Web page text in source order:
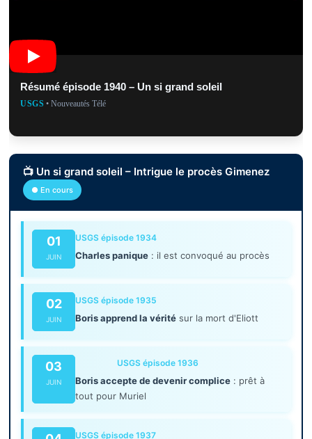
Résumé épisode 1940 – Un si grand soleil
USGS • Nouveautés Télé
📺 Un si grand soleil – Intrigue le procès Gimenez
● En cours
01
JUIN
USGS épisode 1934
Charles panique : il est convoqué au procès
02
JUIN
USGS épisode 1935
Boris apprend la vérité sur la mort d'Eliott
03
JUIN
USGS épisode 1936
Boris accepte de devenir complice : prêt à
tout pour Muriel
USGS épisode 1937